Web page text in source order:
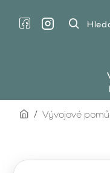
Hledat...
homeVývojové